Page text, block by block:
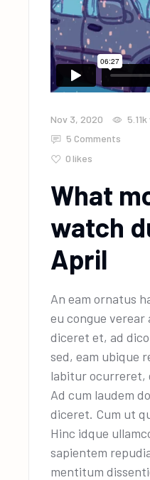
Nov 3, 2020 5.11k
5 Comments
0 likes
What
watch
April
An eam ornatus
eu congue verear
diceret et, ad
sed, eam ubique
labitur ocurreret,
Ad cum laudem
diceret. Cum ut
Hinc idque
sapientem
mentitum